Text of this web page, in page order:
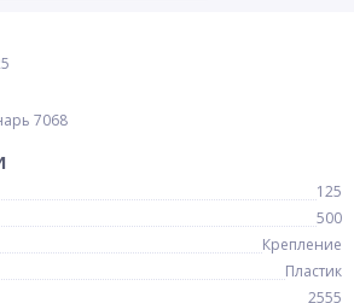
7068
125
500
Крепление
Пластик
2555